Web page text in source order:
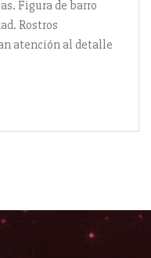
Figura de barro
Rostros
atención al detalle